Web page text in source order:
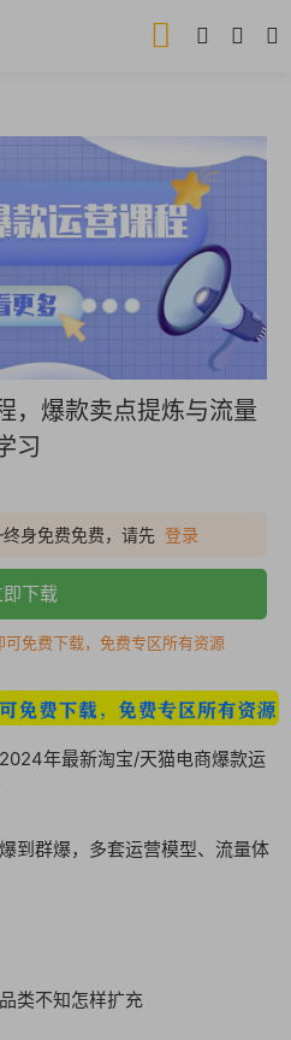
，爆款卖点提炼与流量
习
身免费免费，请先 登录
即下载
免费下载，免费专区所有资源
年最新淘宝/天猫电商爆款运
到群爆，多套运营模型、流量体
类不知怎样扩充